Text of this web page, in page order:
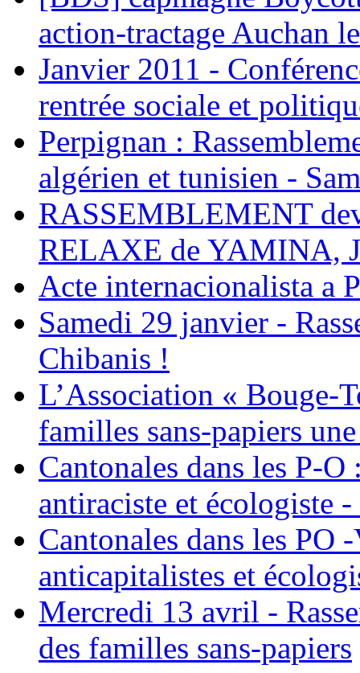
action-tractage Auchan
Janvier 2011 -
rentrée sociale et
Perpignan :
algérien et tunisien -
RASSEMBLEMENT
RELAXE de YAMINA,
Acte internacionalista a
Samedi 29 janvier -
Chibanis !
L’Association « Bouge-
familles sans-papiers
Cantonales dans les P-
antiraciste et écologiste
Cantonales dans les PO
anticapitalistes et
Mercredi 13 avril -
des familles sans-papiers